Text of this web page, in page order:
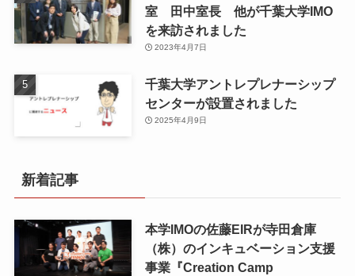
室 田中室長 他が千葉大学IMO
を来訪されました
2023年4月7日
千葉大学アントレプレナーシップ
センターが設置されました
2025年4月9日
新着記事
本学IMOの佐藤EIRが寺田倉庫
（株）のインキュベーション支援
事業『Creation Camp